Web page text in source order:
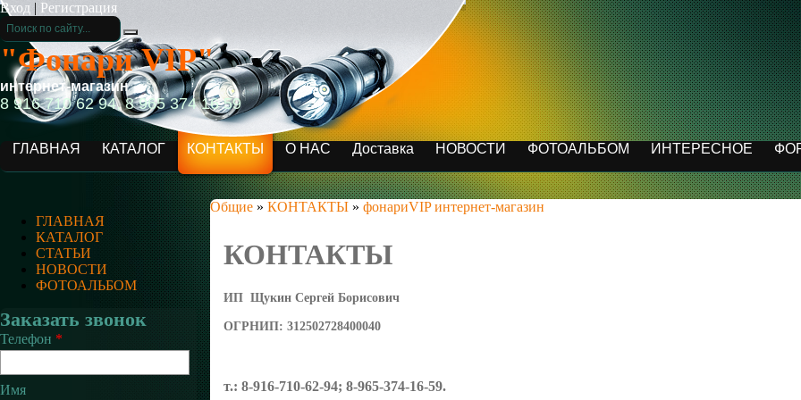
Вход | Регистрация
"Фонари VIP"
интернет-магазин
8 916 710 62 94, 8 965 374 16 59
ГЛАВНАЯ КАТАЛОГ КОНТАКТЫ О НАС Доставка НОВОСТИ ФОТОАЛЬБОМ ИНТЕРЕСНОЕ
ГЛАВНАЯ
КАТАЛОГ
СТАТЬИ
НОВОСТИ
ФОТОАЛЬБОМ
Заказать звонок
Телефон *
Имя
Общие » КОНТАКТЫ » фонариVIP интернет-магазин
КОНТАКТЫ
ИП Щукин Сергей Борисович
ОГРНИП: 312502728400040
т.: 8-916-710-62-94; 8-965-374-16-59.